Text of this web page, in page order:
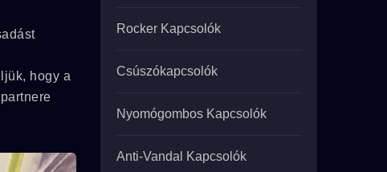
hogy a
Rocker Kapcsolók
Csúszókapcsolók
Nyomógombos Kapcsolók
Anti-Vandal Kapcsolók